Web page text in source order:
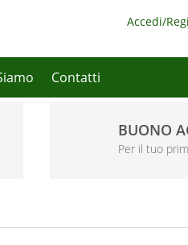
Accedi/
Contatti
BUONO
Per il tuo